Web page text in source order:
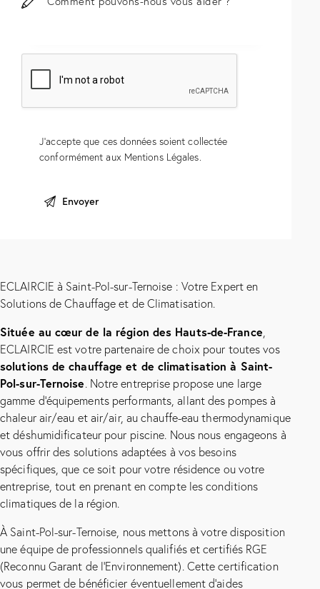
J'accepte que ces données soient collectée
conformément aux Mentions Légales.
ECLAIRCIE à Saint-Pol-sur-Ternoise : Votre Expert en
Solutions de Chauffage et de Climatisation.
Située au cœur de la région des Hauts-de-France,
ECLAIRCIE est votre partenaire de choix pour toutes vos
solutions de chauffage et de climatisation à Saint-
Pol-sur-Ternoise. Notre entreprise propose une large
gamme d’équipements performants, allant des pompes à
chaleur air/eau et air/air, au chauffe-eau thermodynamique
et déshumidificateur pour piscine. Nous nous engageons à
vous offrir des solutions adaptées à vos besoins
spécifiques, que ce soit pour votre résidence ou votre
entreprise, tout en prenant en compte les conditions
climatiques de la région.
À Saint-Pol-sur-Ternoise, nous mettons à votre disposition
une équipe de professionnels qualifiés et certifiés RGE
(Reconnu Garant de l’Environnement). Cette certification
vous permet de bénéficier éventuellement d’aides